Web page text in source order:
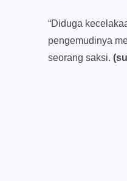
“Diduga
pengemudinya
seorang saksi.